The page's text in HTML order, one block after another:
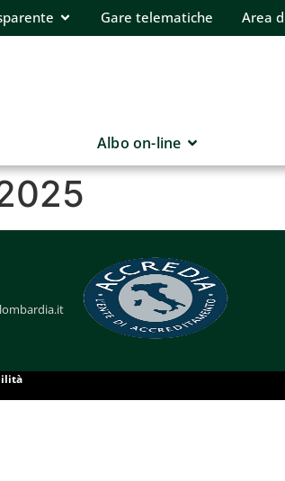
Gare telematiche Area
Albo on-line